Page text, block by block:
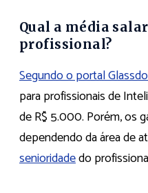
Qual a média
profissional?
Segundo o portal
para profissionais de
de R$ 5.000. Porém, os
dependendo da área de
senioridadedo